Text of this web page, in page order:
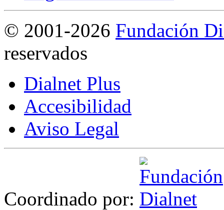
© 2001-2026 Fundación
reservados
Dialnet Plus
Accesibilidad
Aviso Legal
Coordinado por: